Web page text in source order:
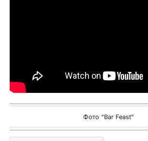
Фото “Bar Feast”